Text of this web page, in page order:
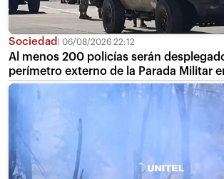
Sociedad 06/08/2026 22:12
Al menos 200 policías serán
perímetro externo de la Parada Militar